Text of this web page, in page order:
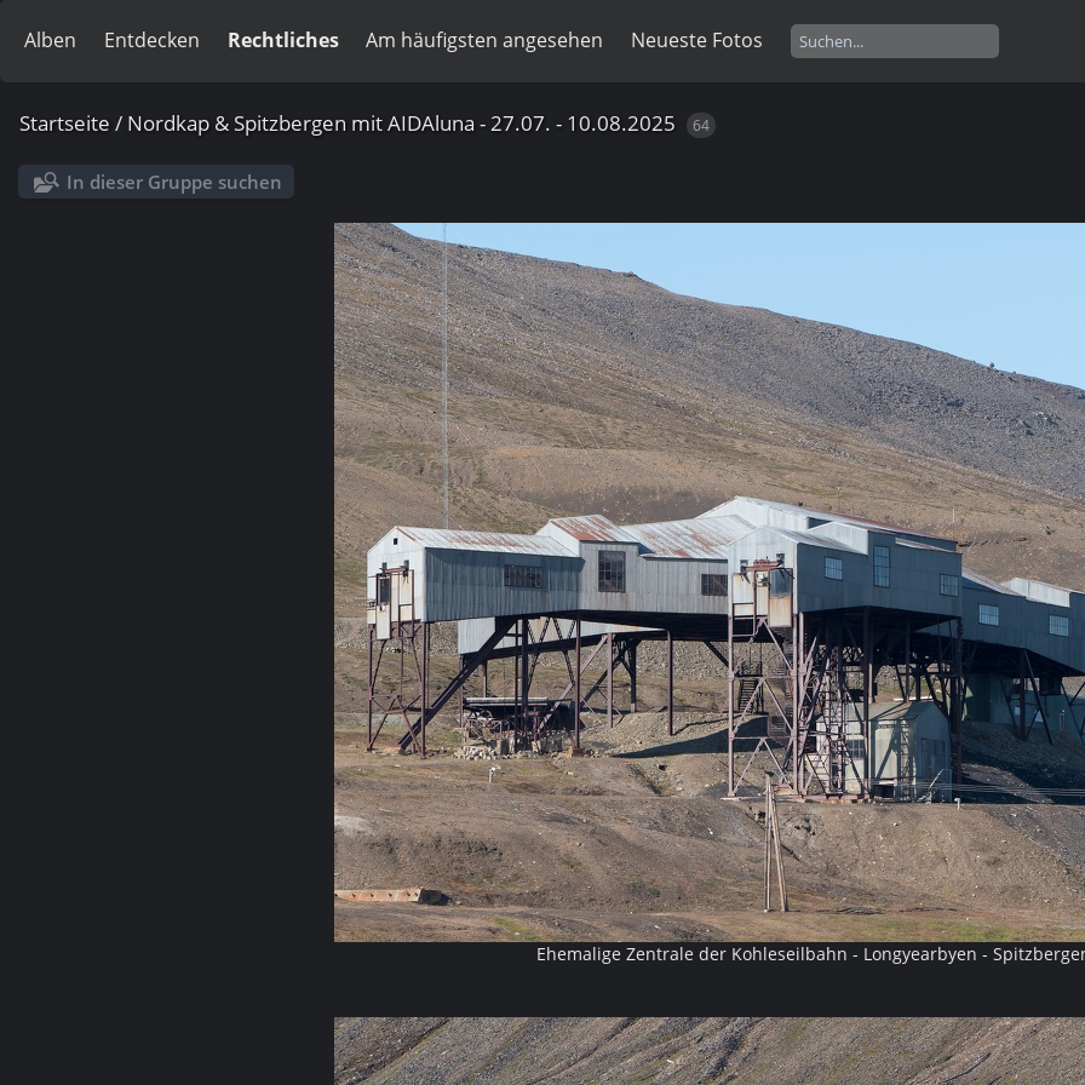
Alben Entdecken Rechtliches Am häufigsten angesehen Neueste Fotos
Startseite / Nordkap & Spitzbergen mit AIDAluna - 27.07. - 10.08.2025 64
In dieser Gruppe suchen
Ehemalige Zentrale der Kohleseilbahn - Longyearbyen -